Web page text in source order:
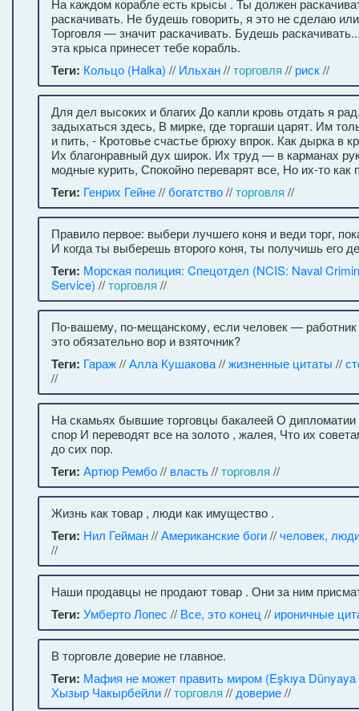
На каждом корабле есть крысы . Ты должен
раскачивать. Не будешь говорить, я это не сделаю
Торговля — значит раскачивать. Будешь
эта крыса принесет тебе корабль.
Теги: Кольцо (Halka) // Ильхан//торговля // риск//
Для дел высоких и благих До капли кровь отдать я
задыхаться здесь, В мирке, где торгаши царят. Им
и пить, - Кротовье счастье брюху впрок. Как дырка в
Их благонравный дух широк. Их труд — в карманах
модные курить, Спокойно переварят все, Но их-то как
Теги: Генрих Гейне//богатство//торговля //
Правило первое: выбери лучшего коня и веди торг,
И когда ты выберешь второго коня, ты получишь его
Теги: Морская полиция: Cпецотдел (NCIS: Naval
Service) //торговля //
По-вашему, по-мещанскому, если человек — работник
это обязательно вор и взяточник?
Теги: Гараж//Алла Кушакова//жизненные цитаты //
//
На скамьях бывшие торговцы бакалеей О дипломатии
спор И переводят все на золото , жалея, Что их
до сих пор.
Теги: Артюр Рембо// власть//торговля //
Жизнь как товар , люди как имущество .
Теги: Нил Гейман//Американские боги//человек,
//
Наши продавцы не продают товар . Они за ним
Теги: Умберто Лопес // Все, это конец // ироничные
В торговле доверие не главное.
Теги: Мафия не может править миром (Eşkıya
Хызыр Чакырбейли//торговля // доверие//